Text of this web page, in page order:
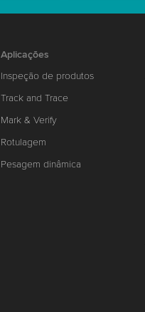
Aplicações
Inspeção de produtos
Track and Trace
Mark & Verify
Rotulagem
Pesagem dinâmica